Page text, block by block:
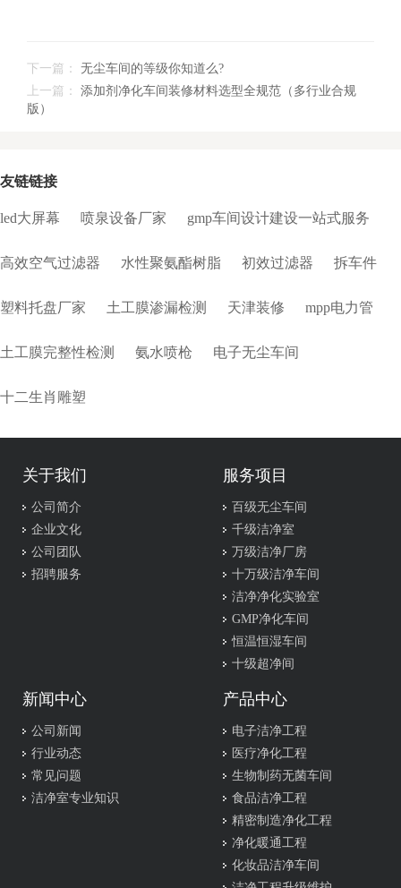
下一篇： 无尘车间的等级你知道么?
上一篇： 添加剂净化车间装修材料选型全规范（多行业合规
版）
友链链接
led大屏幕 喷泉设备厂家 gmp车间设计建设一站式服务
高效空气过滤器 水性聚氨酯树脂 初效过滤器 拆车件
塑料托盘厂家 土工膜渗漏检测 天津装修 mpp电力管
土工膜完整性检测 氨水喷枪 电子无尘车间
十二生肖雕塑
关于我们
公司简介
企业文化
公司团队
招聘服务
服务项目
百级无尘车间
千级洁净室
万级洁净厂房
十万级洁净车间
洁净净化实验室
GMP净化车间
恒温恒湿车间
十级超净间
新闻中心
公司新闻
行业动态
常见问题
洁净室专业知识
产品中心
电子洁净工程
医疗净化工程
生物制药无菌车间
食品洁净工程
精密制造净化工程
净化暖通工程
化妆品洁净车间